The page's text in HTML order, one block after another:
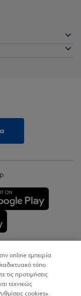
online εμπειρία
τόπο
τις προτιμήσεις
τεχνικώς
cookies».